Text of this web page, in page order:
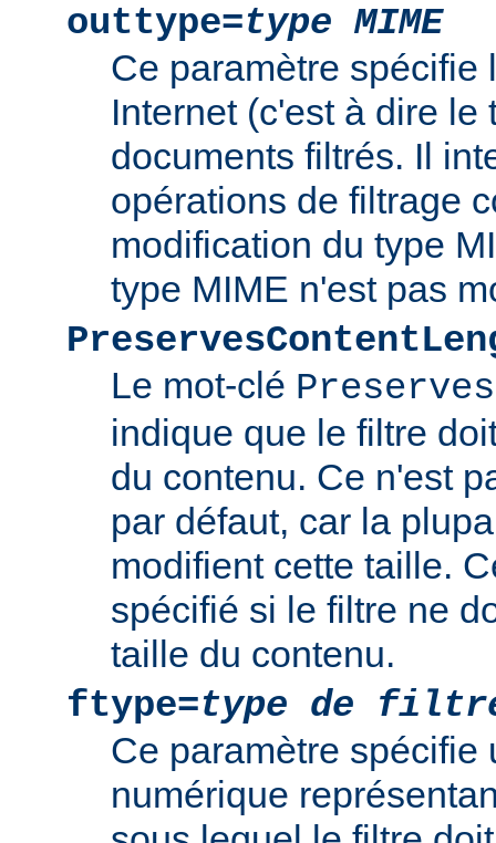
outtype=type MIME
Ce paramètre spécifie
Internet (c'est à dire le
documents filtrés. Il
opérations de filtrage
modification du type
type MIME n'est pas
Le mot-clé
indique que le filtre
du contenu. Ce n'est
par défaut, car la
modifient cette taille.
spécifié si le filtre ne
taille du contenu.
ftype=type de
Ce paramètre spécifie
numérique